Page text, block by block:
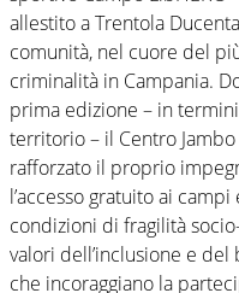
allestito a Trentola
comunità, nel cuore del
criminalità in Campania.
prima edizione – in
territorio – il Centro
rafforzato il proprio
l’accesso gratuito ai
condizioni di fragilità
valori dell’inclusione e del
che incoraggiano la